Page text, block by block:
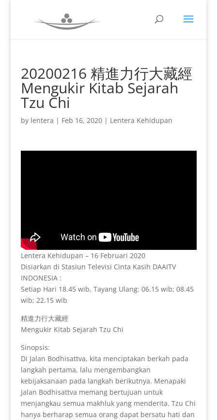
20200216 精進力行大藏經
Mengukir Kitab Sejarah
Tzu Chi
by lentera | Feb 16, 2020| Lentera Kehidupan
Lentera Kehidupan – 16 Februari 2020
Disiarkan di Stasiun Televisi Cinta Kasih DAAITV
INDONESIA :
Setiap Hari 18.45 wib, Tayang Ulang: 06.15 wib; 08.45
wib; 22.15 wib
精進力行大藏經
Mengukir Kitab Sejarah Tzu Chi
Sinopsis:
Di Jalan Bodhisattva, kita menciptakan berkah pada
langkah pertama, lalu mengembangkan
kebijaksanaan pada langkah berikutnya. Menapaki
Jalan Bodhisattva memang bertujuan untuk
menjangkau semua makhluk yang menderita. Tzu Chi
hanya berharap semua orang dapat bersatu hati dan